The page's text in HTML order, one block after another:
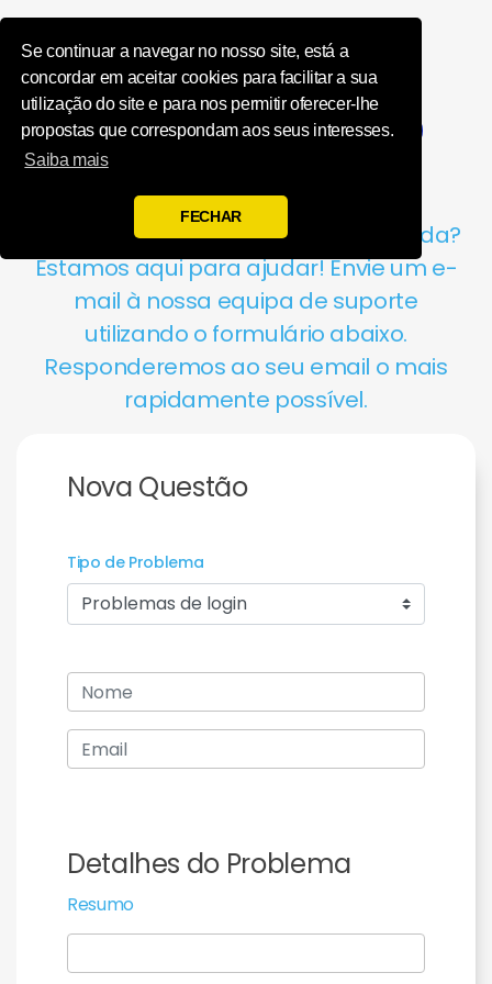
Se continuar a navegar no nosso site, está a
concordar em aceitar cookies para facilitar a sua
utilização do site e para nos permitir oferecer-lhe
propostas que correspondam aos seus interesses.
Saiba mais
FECHAR
Influence Your
Registar Iniciar Sessão
Tem alguma dúvida? Precisa de ajuda?
Estamos aqui para ajudar! Envie um e-
mail à nossa equipa de suporte
utilizando o formulário abaixo.
Responderemos ao seu email o mais
rapidamente possível.
Nova Questão
Tipo de Problema
Detalhes do Problema
Resumo